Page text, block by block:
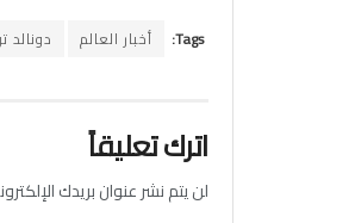
Tags: أخبار العالم دونالد
اترك تعليقاً
لن يتم نشر عنوان بريدك